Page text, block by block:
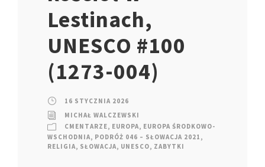
Lestinach,
UNESCO #100
(1273-004)
16 STYCZNIA 2026
MICHAŁ WALCZEWSKI
CMENTARZE, EUROPA, EUROPA ŚRODKOWO-
WSCHODNIA, PODRÓŻ 046 – SŁOWACJA 2021 ,
RELIGIA, SŁOWACJA, UNESCO, ZABYTKI